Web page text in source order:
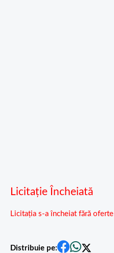
Licitație Încheiată
Licitația s-a încheiat fără oferte
Distribuie pe: